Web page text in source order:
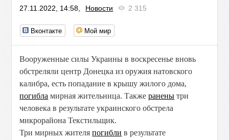
27.11.2022, 14:58, Новости 2 315
Вконтакте Мой мир
Вооруженные силы Украины в воскресенье вновь
обстреляли центр Донецка из оружия натовского
калибра, есть попадание в крышу жилого дома,
погибла мирная жительница. Такжеранены три
человека в результате украинского обстрела
микрорайона Текстильщик.
Три мирных жителяпогибли в результате